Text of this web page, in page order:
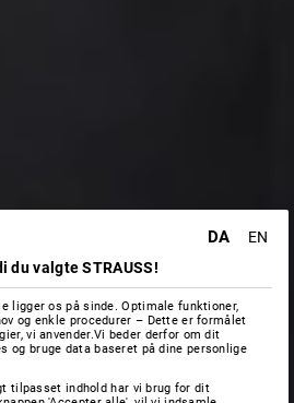
DA
EN
du valgte STRAUSS!
ligger os på sinde. Optimale funktioner,
og enkle procedurer – Dette er formålet
vi anvender.Vi beder derfor om dit
og bruge data baseret på dine personlige
tilpasset indhold har vi brug for dit